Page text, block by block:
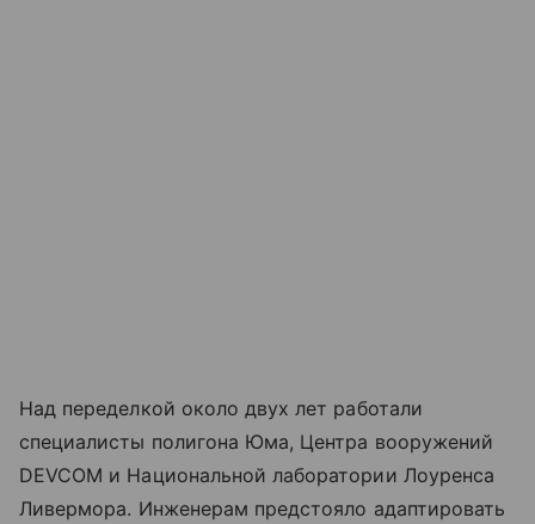
Над переделкой около двух лет работали
специалисты полигона Юма, Центра вооружений
DEVCOM и Национальной лаборатории Лоуренса
Ливермора. Инженерам предстояло адаптировать